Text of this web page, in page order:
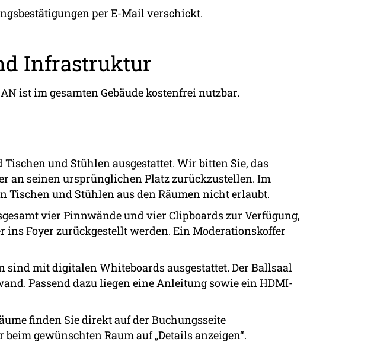
per E-Mail verschickt.
Infrastruktur
ist im gesamten Gebäude kostenfrei nutzbar.
und Stühlen ausgestattet. Wir bitten Sie, das
an seinen ursprünglichen Platz zurückzustellen. Im
Tischen und Stühlen aus den Räumennichterlaubt.
vier Pinnwände und vier Clipboards zur Verfügung,
ins Foyer zurückgestellt werden. Ein Moderationskoffer
sind mit digitalen Whiteboards ausgestattet. Der Ballsaal
Passend dazu liegen eine Anleitung sowie ein HDMI-
finden Sie direkt auf der Buchungsseite
gewünschten Raum auf „Details anzeigen“.